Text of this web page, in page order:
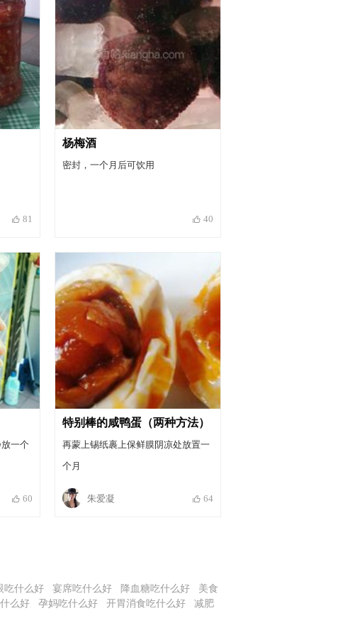
81
杨梅酒
密封，一个月后可饮用
40
一个
60
特别棒的咸鸭蛋（两种方法）
再蒙上锡纸裹上保鲜膜阴凉处放置一
个月
朱爱凝 64
吃什么好 宴席吃什么好 降血糖吃什么好
美食
么好 孕妈吃什么好 开胃消食吃什么好
减肥